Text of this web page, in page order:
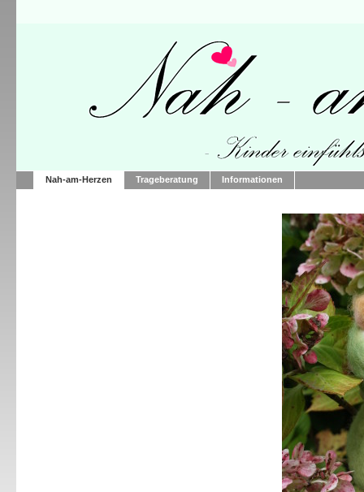
Nah-am-Herzen Trageberatung Informationen